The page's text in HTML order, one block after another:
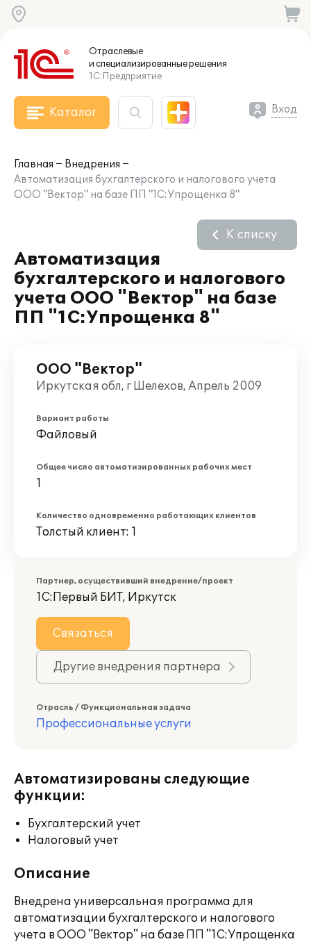
Отраслевые
и специализированныерешения
1С:Предприятие
Каталог Вход
Главная
Внедрения
Автоматизация бухгалтерского и налогового учета
ООО "Вектор" на базе ПП "1С:Упрощенка 8"
Автоматизация
бухгалтерского и налогового
учета ООО "Вектор" на базе
ПП "1С:Упрощенка 8"
К списку
ООО "Вектор"
Иркутская обл, г Шелехов, Апрель 2009
Вариант работы
Файловый
Общее число автоматизированных рабочих мест
1
Количество одновременно работающих клиентов
Толстый клиент: 1
Партнер, осуществивший внедрение/проект
1С:Первый БИТ, Иркутск
Связаться
Другие внедрения партнера
Отрасль / Функциональная задача
Профессиональные услуги
Автоматизированы следующие
функции:
Бухгалтерский учет
Налоговый учет
Описание
Внедрена универсальная программа для
автоматизации бухгалтерского и налогового
учета в ООО "Вектор" на базе ПП "1С:Упрощенка